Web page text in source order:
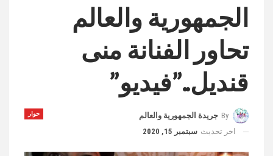
الجمهورية والعالم
تحاور الفنانة منى
قنديل..”فيديو”
حوار By جريدة الجمهورية والعالم
اخر تحديث سبتمبر 15, 2020